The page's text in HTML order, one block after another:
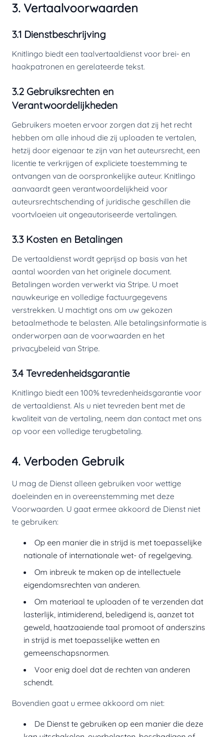
3. Vertaalvoorwaarden
3.1 Dienstbeschrijving
Knitlingo biedt een taalvertaaldienst voor brei- en
haakpatronen en gerelateerde tekst.
3.2 Gebruiksrechten en
Verantwoordelijkheden
Gebruikers moeten ervoor zorgen dat zij het recht
hebben om alle inhoud die zij uploaden te vertalen,
hetzij door eigenaar te zijn van het auteursrecht, een
licentie te verkrijgen of expliciete toestemming te
ontvangen van de oorspronkelijke auteur. Knitlingo
aanvaardt geen verantwoordelijkheid voor
auteursrechtschending of juridische geschillen die
voortvloeien uit ongeautoriseerde vertalingen.
3.3 Kosten en Betalingen
De vertaaldienst wordt geprijsd op basis van het
aantal woorden van het originele document.
Betalingen worden verwerkt via Stripe. U moet
nauwkeurige en volledige factuurgegevens
verstrekken. U machtigt ons om uw gekozen
betaalmethode te belasten. Alle betalingsinformatie is
onderworpen aan de voorwaarden en het
privacybeleid van Stripe.
3.4 Tevredenheidsgarantie
Knitlingo biedt een 100% tevredenheidsgarantie voor
de vertaaldienst. Als u niet tevreden bent met de
kwaliteit van de vertaling, neem dan contact met ons
op voor een volledige terugbetaling.
4. Verboden Gebruik
U mag de Dienst alleen gebruiken voor wettige
doeleinden en in overeenstemming met deze
Voorwaarden. U gaat ermee akkoord de Dienst niet
te gebruiken:
Op een manier die in strijd is met toepasselijke
nationale of internationale wet- of regelgeving.
Om inbreuk te maken op de intellectuele
eigendomsrechten van anderen.
Om materiaal te uploaden of te verzenden dat
lasterlijk, intimiderend, beledigend is, aanzet tot
geweld, haatzaaiende taal promoot of anderszins
in strijd is met toepasselijke wetten en
gemeenschapsnormen.
Voor enig doel dat de rechten van anderen
schendt.
Bovendien gaat u ermee akkoord om niet:
De Dienst te gebruiken op een manier die deze